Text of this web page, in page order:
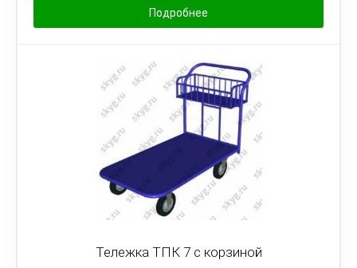
Подробнее
Тележка ТПК 7 с корзиной